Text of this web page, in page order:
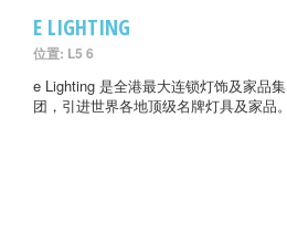
E LIGHTING
位置: L5 6
e Lighting 是全港最大连锁灯饰及家品集
团，引进世界各地顶级名牌灯具及家品。